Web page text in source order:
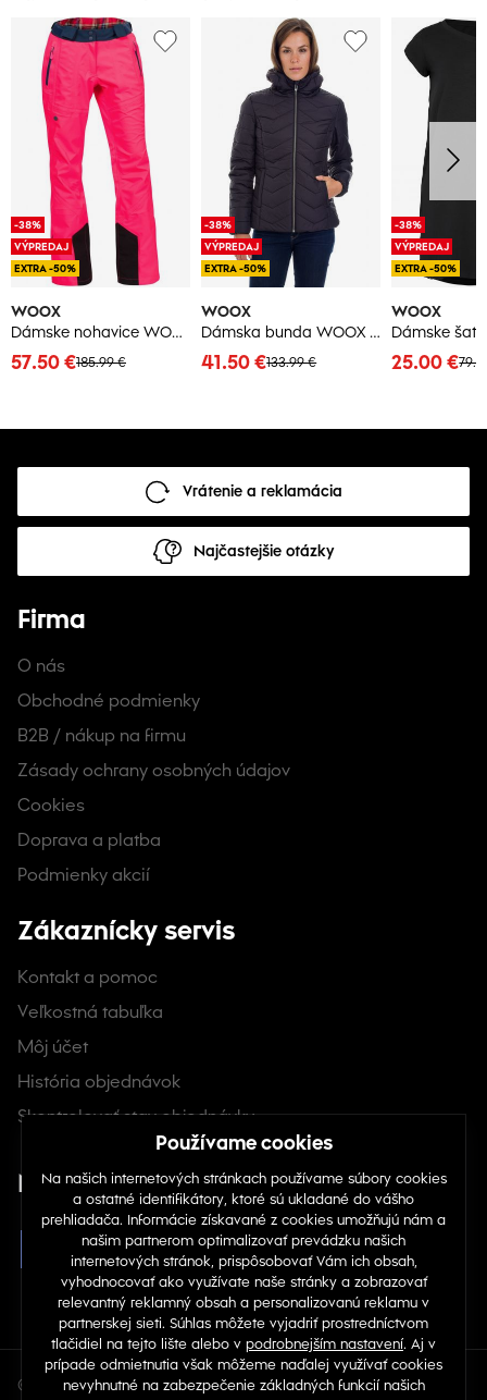
WOOX
Dámske nohavice WOOX Braccis Lanula
185.99 €
57.50 €
-38%
VÝPREDAJ
EXTRA -50%
WOOX
Dámska bunda WOOX Pinna
133.99 €
41.50 €
-38%
VÝPREDAJ
EXTRA -50%
WOOX
25.00 €
-38%
VÝPREDAJ
EXTRA -50%
Vrátenie a reklamácia
Najčastejšie otázky
Firma
O nás
Obchodné podmienky
B2B / nákup na firmu
Zásady ochrany osobných údajov
Cookies
Doprava a platba
Podmienky akcií
Zákaznícky servis
Kontakt a pomoc
Veľkostná tabuľka
Môj účet
História objednávok
Skontrolovať stav objednávky
Nájdete nás na sociálnych sieťach
© Copyright 2026 TOP 1 IT Solutions, s.r.o.